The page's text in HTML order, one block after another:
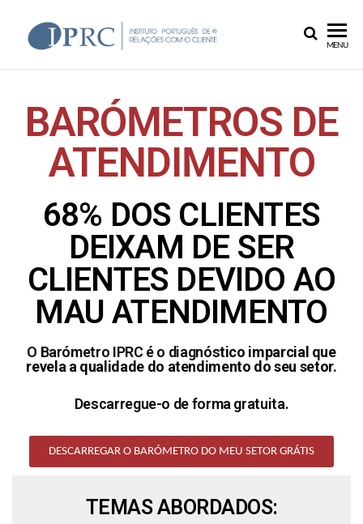
MENU
BARÓMETROS DE
ATENDIMENTO
68% DOS CLIENTES
DEIXAM DE SER
CLIENTES DEVIDO AO
MAU ATENDIMENTO
O Barómetro IPRC é o diagnóstico imparcial que
revela a qualidade do atendimento do seu setor.
Descarregue-o de forma gratuita.
DESCARREGAR O BARÓMETRO DO MEU SETOR GRÁTIS
TEMAS ABORDADOS: